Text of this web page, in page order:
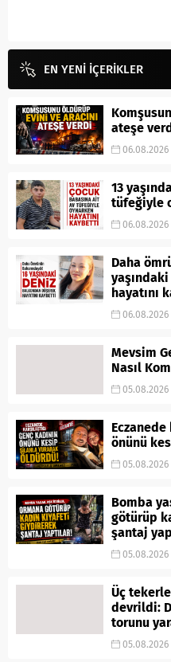
EN YENİ İÇERİKLER
ateşe
06.08.2026
13
tüfeğiyle
06.08.2026
Daha
hayatını
06.08.2026
Mevsim
Nasıl
05.08.2026
Eczanede
önünü
05.08.2026
Bomba
götürüp
şantaj
05.08.2026
Üç
devrildi:
torunu
05.08.2026